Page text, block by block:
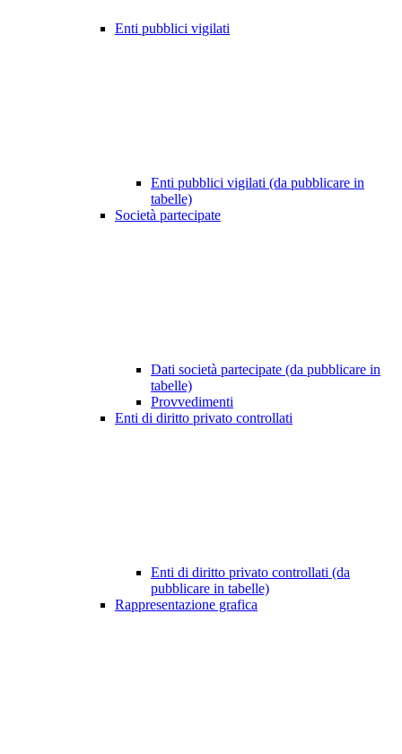
Enti pubblici vigilati
Enti pubblici vigilati (da pubblicare in
tabelle)
Società partecipate
Dati società partecipate (da pubblicare in
tabelle)
Provvedimenti
Enti di diritto privato controllati
Enti di diritto privato controllati (da
pubblicare in tabelle)
Rappresentazione grafica